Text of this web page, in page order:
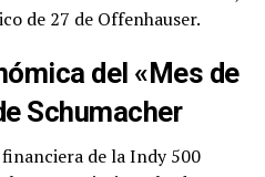
de 27 de Offenhauser.
del «Mes de
Schumacher
de la Indy 500